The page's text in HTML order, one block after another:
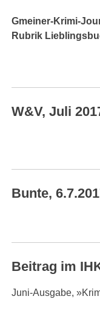
Gmeiner-Krimi-
Rubrik
W&V, Juli
Bunte,
Beitrag im
Juni-Ausgabe,